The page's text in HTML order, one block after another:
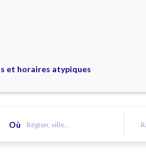
et horaires atypiques
Où